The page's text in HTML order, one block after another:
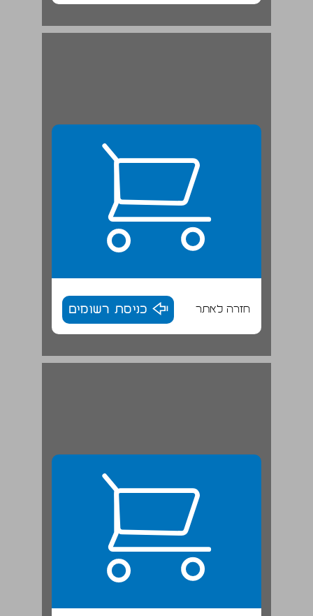
פרק ב' — "השומר" ... 25
חזרה לאתר כניסת רשומים